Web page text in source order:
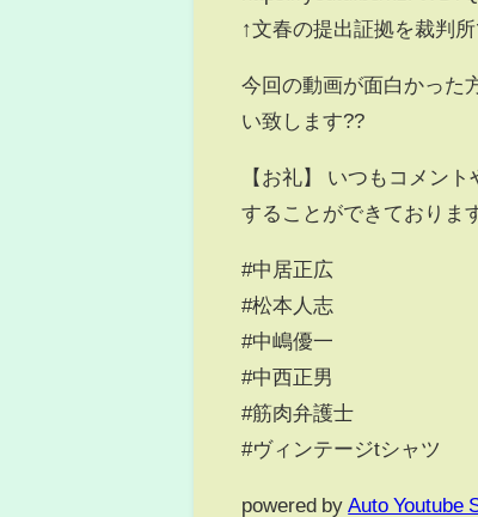
↑文春の提出証拠を裁判
今回の動画が面白かった
い致します??
【お礼】 いつもコメン
することができておりま
#中居正広
#松本人志
#中嶋優一
#中西正男
#筋肉弁護士
#ヴィンテージtシャツ
powered by Auto Youtube